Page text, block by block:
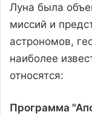
Луна была
миссий и
астрономов,
наиболее
относятся:
Программа